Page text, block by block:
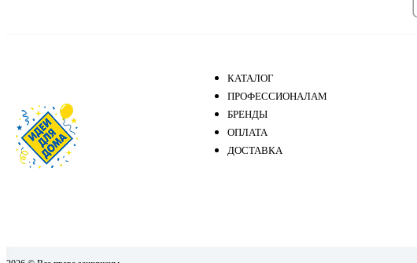
КАТАЛОГ
ПРОФЕССИОНАЛАМ
БРЕНДЫ
ОПЛАТА
ДОСТАВКА